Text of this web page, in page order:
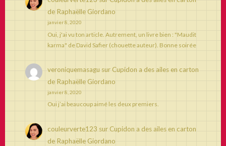
de Raphaëlle Giordano
janvier 8, 2020
Oui, j'ai vu ton article. Autrement, un livre bien : "Maudit
karma" de David Safier (chouette auteur). Bonne soirée
veroniquemasagu sur Cupidon a des ailes en carton
de Raphaëlle Giordano
janvier 8, 2020
Oui j’ai beaucoup aimé les deux premiers.
couleurverte123 sur Cupidon a des ailes en carton
de Raphaëlle Giordano